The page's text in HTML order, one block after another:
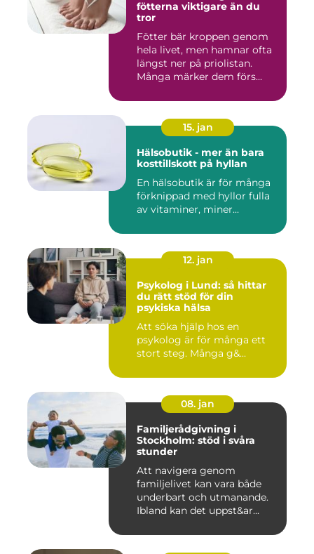
fötterna viktigare än du
tror
Fötter bär kroppen genom
hela livet, men hamnar ofta
längst ner på priolistan.
Många märker dem förs...
15. jan
Hälsobutik - mer än bara
kosttillskott på hyllan
En hälsobutik är för många
förknippad med hyllor fulla
av vitaminer, miner...
12. jan
Psykolog i Lund: så hittar
du rätt stöd för din
psykiska hälsa
Att söka hjälp hos en
psykolog är för många ett
stort steg. Många g&...
08. jan
Familjerådgivning i
Stockholm: stöd i svåra
stunder
Att navigera genom
familjelivet kan vara både
underbart och utmanande.
Ibland kan det uppst&ar...